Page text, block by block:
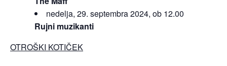
nedelja, 29. septembra 2024, ob 12.00
Rujni muzikanti
OTROŠKI KOTIČEK